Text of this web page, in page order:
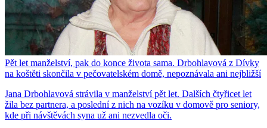
Pět let manželství, pak do konce života sama. Drbohlavová z Dívky
na koštěti skončila v pečovatelském domě, nepoznávala ani nejbližší
Jana Drbohlavová strávila v manželství pět let. Dalších čtyřicet let
žila bez partnera, a poslední z nich na vozíku v domově pro seniory,
kde při návštěvách syna už ani nezvedla oči.